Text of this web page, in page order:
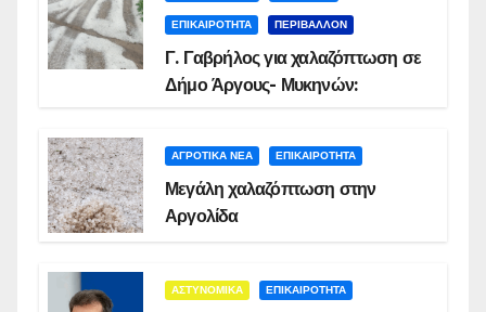
ΕΠΙΚΑΙΡΟΤΗΤΑ ΠΕΡΙΒΑΛΛΟΝ
Γ. Γαβρήλος για χαλαζόπτωση σε
Δήμο Άργους- Μυκηνών:
ΑΓΡΟΤΙΚΑ ΝΕΑ ΕΠΙΚΑΙΡΟΤΗΤΑ
Μεγάλη χαλαζόπτωση στην
Αργολίδα
ΑΣΤΥΝΟΜΙΚΑ ΕΠΙΚΑΙΡΟΤΗΤΑ